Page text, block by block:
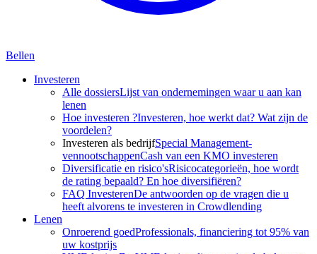
Bellen
Investeren
Alle dossiersLijst van ondernemingen waar u aan kan
lenen
Hoe investeren ?Investeren, hoe werkt dat? Wat zijn de
voordelen?
Investeren als bedrijfSpecial Management-
vennootschappenCash van een KMO investeren
Diversificatie en risico'sRisicocategorieën, hoe wordt
de rating bepaald? En hoe diversifiëren?
FAQ InvesterenDe antwoorden op de vragen die u
heeft alvorens te investeren in Crowdlending
Lenen
Onroerend goedProfessionals, financiering tot 95% van
uw kostprijs